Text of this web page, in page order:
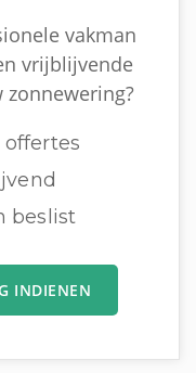
vakman
vrijblijvende
beslist
INDIENEN